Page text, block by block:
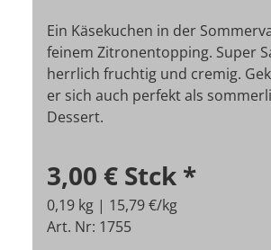
Ein Käsekuchen in der
feinem Zitronentopping. Super
herrlich fruchtig und cremig.
er sich auch perfekt als
Dessert.
3,00 € Stck *
0,19 kg | 15,79 €/kg
Art. Nr: 1755